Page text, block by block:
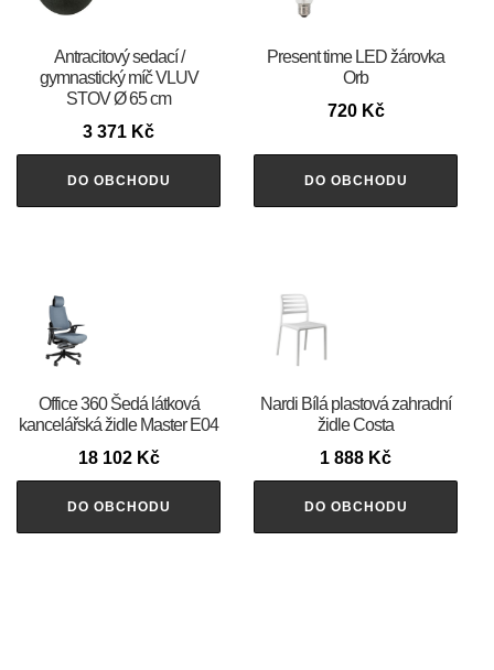
Antracitový sedací /
gymnastický míč VLUV
STOV Ø 65 cm
3 371 Kč
DO OBCHODU
Present time LED žárovka
Orb
720 Kč
DO OBCHODU
Office 360 Šedá látková
kancelářská židle Master E04
18 102 Kč
DO OBCHODU
Nardi Bílá plastová zahradní
židle Costa
1 888 Kč
DO OBCHODU